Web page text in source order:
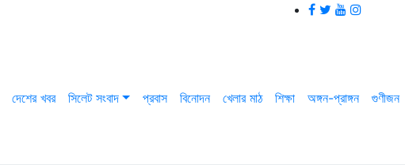
দেশের খবর সিলেট সংবাদ প্রবাস বিনোদন খেলার মাঠ শিক্ষা অঙ্গন-প্রাঙ্গন গুণীজন